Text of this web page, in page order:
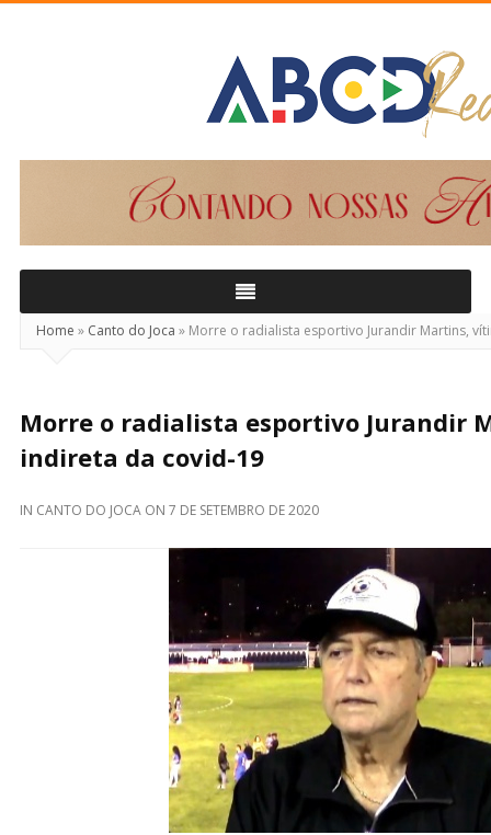
Home » Canto do Joca » Morre o radialista esportivo Jurandir Martins,
Morre o radialista esportivo Jurandir
indireta da covid-19
IN CANTO DO JOCA ON 7 DE SETEMBRO DE 2020